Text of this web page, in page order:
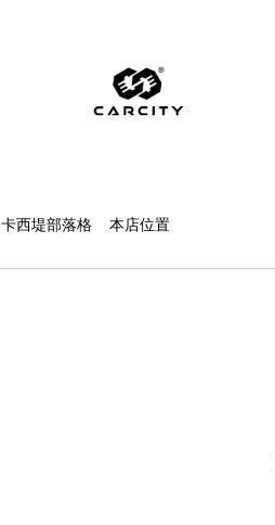
卡西堤部落格 本店位置